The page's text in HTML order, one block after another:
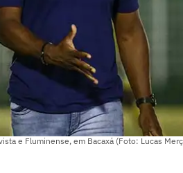
e Fluminense, em Bacaxá (Foto: Lucas